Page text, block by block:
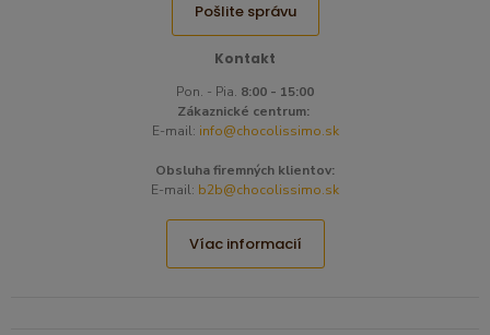
Kontakt
Pon. - Pia. 8:00 - 15:00
Zákaznické centrum:
E-mail: info@chocolissimo.sk
Obsluha firemných klientov:
E-mail: b2b@chocolissimo.sk
Víac informacií
Pošlite správu